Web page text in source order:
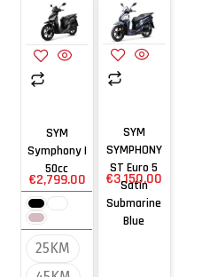
SYM
Symphony |
50cc
€2,799.00
25KM
SYM
SYMPHONY
ST Euro 5
Satin
Submarine
Blue
€3,150.00